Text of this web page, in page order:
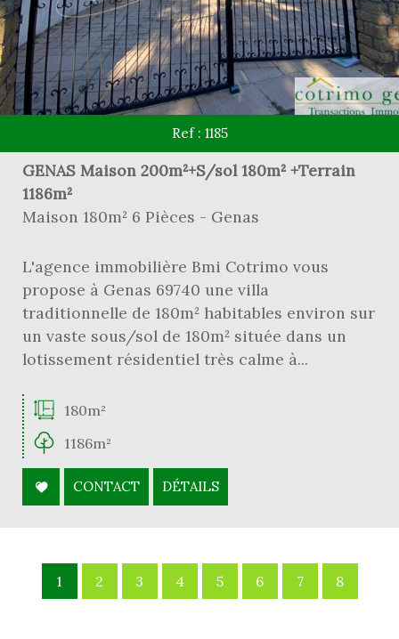
Ref : 1185
GENAS Maison 200m²+S/sol 180m² +Terrain
1186m²
Maison 180m² 6 Pièces - Genas
L'agence immobilière Bmi Cotrimo vous
propose à Genas 69740 une villa
traditionnelle de 180m² habitables environ sur
un vaste sous/sol de 180m² située dans un
lotissement résidentiel très calme à...
180m²
1186m²
CONTACT DÉTAILS
1 2 3 4 5 6 7 8